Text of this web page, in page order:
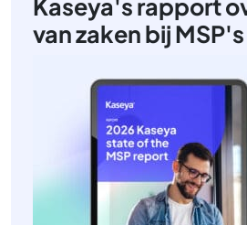
Kaseya's rapport
van zaken bij